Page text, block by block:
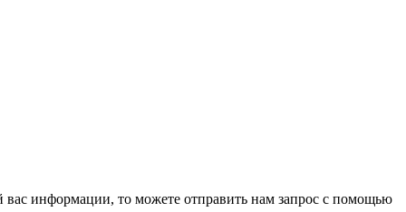
информации, то можете отправить нам запрос с помощью